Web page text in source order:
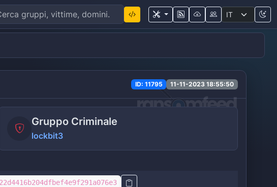
ID: 11795 11-11-2023 18:55:50
Gruppo Criminale
lockbit3